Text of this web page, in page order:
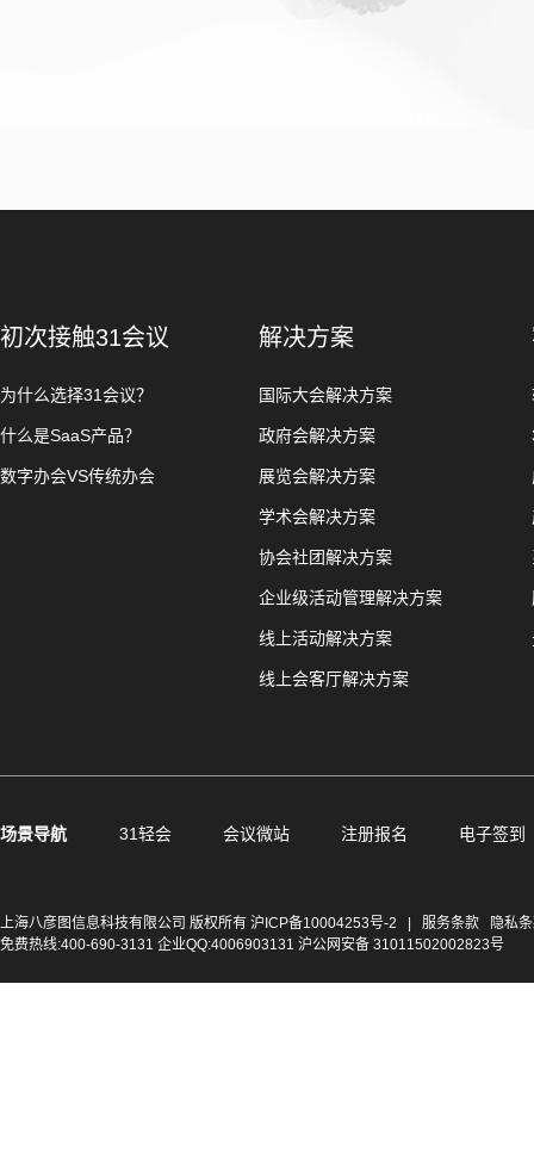
初次接触31会议
为什么选择31会议？
什么是SaaS产品？
数字办会VS传统办会
解决方案
国际大会解决方案
政府会解决方案
展览会解决方案
学术会解决方案
协会社团解决方案
企业级活动管理解决方案
线上活动解决方案
线上会客厅解决方案
场景导航 31轻会 会议微站 注册报名 电子签到
上海八彦图信息科技有限公司 版权所有 沪ICP备10004253号-2 服务条款
隐私
免费热线:400-690-3131 企业QQ:4006903131 沪公网安备 31011502002823号